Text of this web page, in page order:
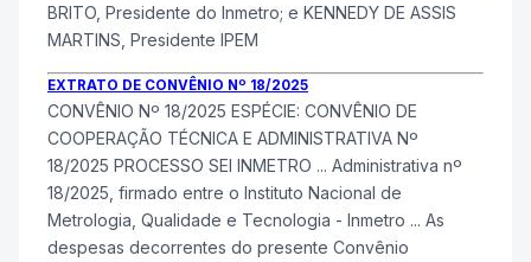
BRITO, Presidente do Inmetro; e KENNEDY DE ASSIS
MARTINS, Presidente IPEM
EXTRATO DE CONVÊNIO Nº 18/2025
CONVÊNIO Nº 18/2025 ESPÉCIE: CONVÊNIO DE
COOPERAÇÃO TÉCNICA E ADMINISTRATIVA Nº
18/2025 PROCESSO SEI INMETRO ... Administrativa nº
18/2025, firmado entre o Instituto Nacional de
Metrologia, Qualidade e Tecnologia - Inmetro ... As
despesas decorrentes do presente Convênio